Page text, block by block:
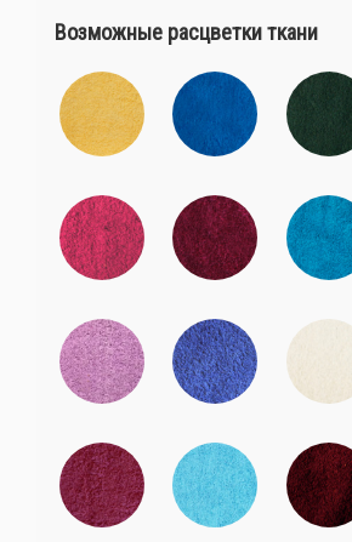
Возможные расцветки ткани